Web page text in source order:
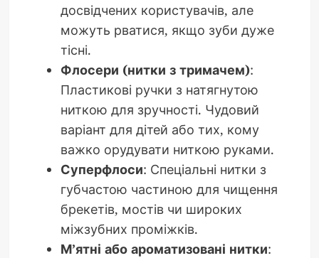
досвідчених користувачів, але
можуть рватися, якщо зуби дуже
тісні.
Флосери (нитки з тримачем):
Пластикові ручки з натягнутою
ниткою для зручності. Чудовий
варіант для дітей або тих, кому
важко орудувати ниткою руками.
Суперфлоси: Спеціальні нитки з
губчастою частиною для чищення
брекетів, мостів чи широких
міжзубних проміжків.
М’ятні або ароматизовані нитки: